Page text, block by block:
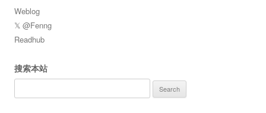
Weblog
𝕏 @Fenng
Readhub
搜索本站
for: